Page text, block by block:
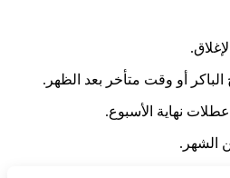
أو وقت متأخر بعد الظهر.
نهاية الأسبوع.
الشهر.